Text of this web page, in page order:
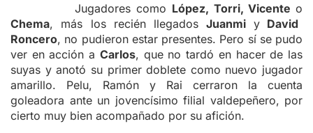
Jugadores como López, Torri, Vicenteo
Chema, más los recién llegadosJuanmi yDavid
Roncero, no pudieron estar presentes. Pero sí se pudo
ver en acción a Carlos, que no tardó en hacer de las
suyas y anotó su primer doblete como nuevo jugador
amarillo. Pelu, Ramón y Rai cerraron la cuenta
goleadora ante un jovencísimo filial valdepeñero, por
cierto muy bien acompañado por su afición.